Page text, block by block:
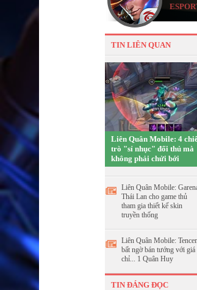
TIN LIÊN QUAN
Liên Quân Mobile: 4
trò "sỉ nhục" đối thủ mà
không phải chửi bới
Liên Quân Mobile:
Thái Lan cho game thủ
tham gia thiết kế skin
truyền thống
Liên Quân Mobile:
bất ngờ bán tướng với giá
chỉ... 1 Quân Huy
TIN ĐÁNG ĐỌC